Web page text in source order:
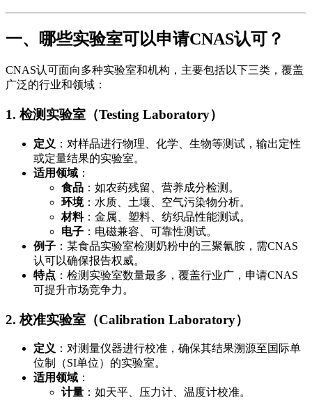
一、哪些实验室可以申请CNAS认可？
CNAS认可面向多种实验室和机构，主要包括以下三类，覆盖
广泛的行业和领域：
1. 检测实验室（Testing Laboratory）
定义 ：对样品进行物理、化学、生物等测试，输出定性
或定量结果的实验室。
适用领域 ：
食品 ：如农药残留、营养成分检测。
环境：水质、土壤、空气污染物分析。
材料：金属、塑料、纺织品性能测试。
电子 ：电磁兼容、可靠性测试。
例子 ：某食品实验室检测奶粉中的三聚氰胺，需CNAS
认可以确保报告权威。
特点 ：检测实验室数量最多，覆盖行业广，申请CNAS
可提升市场竞争力。
2. 校准实验室（Calibration Laboratory）
定义 ：对测量仪器进行校准，确保其结果溯源至国际单
位制（SI单位）的实验室。
适用领域 ：
计量 ：如天平、压力计、温度计校准。